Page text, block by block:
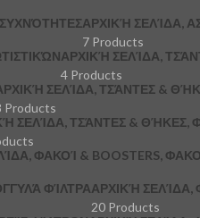
ΑΡΧΙΚΉ ΣΕΛΊΔΑ,
7 Products
ΑΡΧΙΚΉ ΣΕΛΊΔΑ,
4 Products
ΣΕΛΊΔΑ, ΤΣΆΝΤΕΣ &
Products
ΣΕΛΊΔΑ, ΤΣΆΝΤΕΣ & ΘΉΚΕΣ,
ΦΑΚΟΊ & BOOSTERS,
ΦΊΛΤΡΑΑΡΧΙΚΉ ΣΕΛΊΔΑ,
20 Products